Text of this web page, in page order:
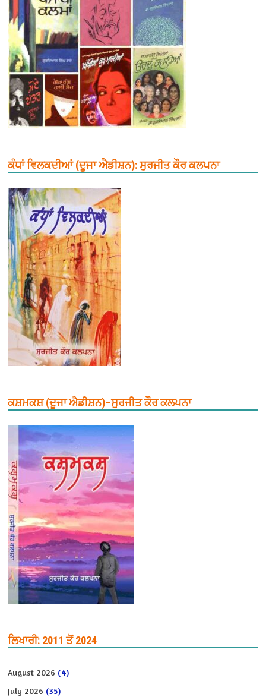
ਕੰਧਾਂ ਵਿਲਕਦੀਆਂ (ਦੂਜਾ ਐਡੀਸ਼ਨ): ਸੁਰਜੀਤ ਕੌਰ ਕਲਪਨਾ
ਕਸ਼ਮਕਸ਼ (ਦੂਜਾ ਐਡੀਸ਼ਨ)–ਸੁਰਜੀਤ ਕੌਰ ਕਲਪਨਾ
ਲਿਖਾਰੀ: 2011 ਤੋਂ 2024
August 2026 (4)
July 2026 (35)